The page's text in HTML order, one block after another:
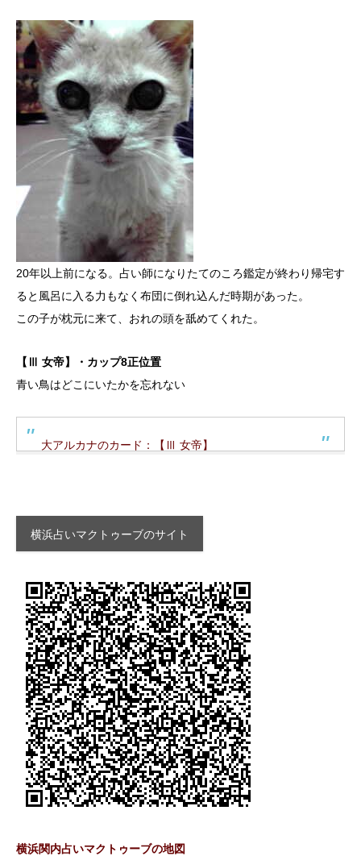
20年以上前になる。占い師になりたてのころ鑑定が終わり帰宅す
ると風呂に入る力もなく布団に倒れ込んだ時期があった。
この子が枕元に来て、おれの頭を舐めてくれた。
【Ⅲ 女帝】・カップ8正位置
青い鳥はどこにいたかを忘れない
大アルカナのカード：【Ⅲ 女帝】
横浜占いマクトゥーブのサイト
横浜関内占いマクトゥーブの地図